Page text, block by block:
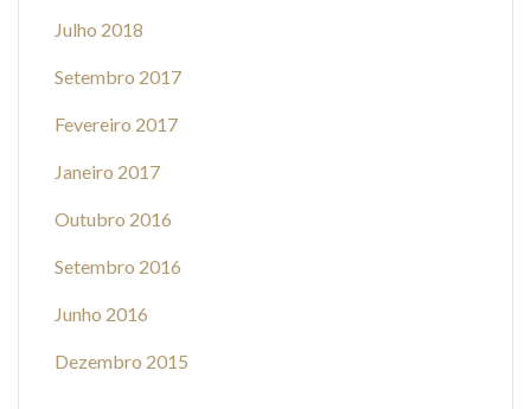
Julho 2018
Setembro 2017
Fevereiro 2017
Janeiro 2017
Outubro 2016
Setembro 2016
Junho 2016
Dezembro 2015